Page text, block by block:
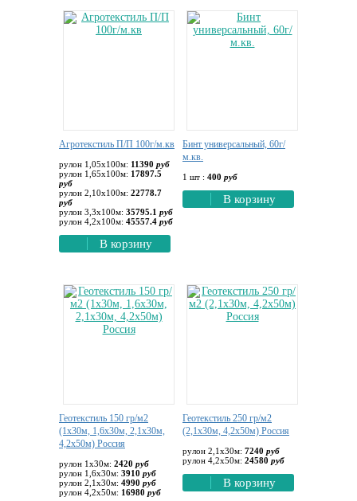
Агротекстиль П/П 100г/м.кв
рулон 1,05х100м: 11390 руб
рулон 1,65х100м: 17897.5
руб
рулон 2,10х100м: 22778.7
руб
рулон 3,3х100м: 35795.1 руб
рулон 4,2х100м: 45557.4 руб
В корзину
Бинт универсальный, 60г/
м.кв.
1 шт : 400 руб
В корзину
Геотекстиль 150 гр/м2
(1х30м, 1,6х30м, 2,1х30м,
4,2х50м) Россия
рулон 1х30м: 2420 руб
рулон 1,6х30м: 3910 руб
рулон 2,1х30м: 4990 руб
рулон 4,2х50м: 16980 руб
Геотекстиль 250 гр/м2
(2,1х30м, 4,2х50м) Россия
рулон 2,1х30м: 7240 руб
рулон 4,2х50м: 24580 руб
В корзину